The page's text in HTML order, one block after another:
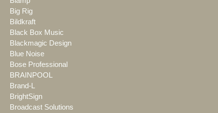
Big Rig
Bildkraft
Black Box Music
Blackmagic Design
Blue Noise
Bose Professional
BRAINPOOL
Brand-L
BrightSign
Broadcast Solutions